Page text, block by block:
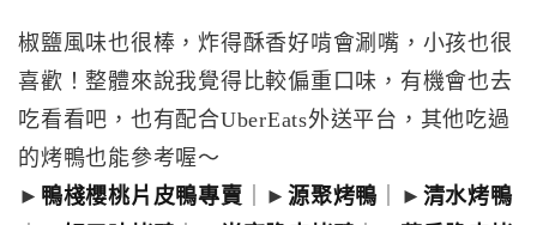
椒鹽風味也很棒，炸得酥香好啃會涮嘴，小孩也很
喜歡！整體來說我覺得比較偏重口味，有機會也去
吃看看吧，也有配合UberEats外送平台，其他吃過
的烤鴨也能參考喔～
► 鴨棧櫻桃片皮鴨專賣 ｜► 源聚烤鴨 ｜► 清水烤鴨